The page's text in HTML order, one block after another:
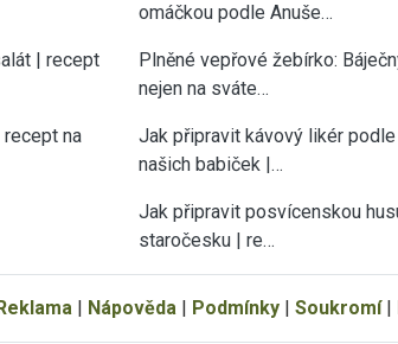
| recept
na
omáčkou podle Anuše…
Plněné vepřové žebírko:
nejen na sváte…
Jak připravit kávový likér podle
našich babiček |…
Jak připravit posvícenskou
staročesku | re…
Reklama Nápověda Podmínky Soukromí|